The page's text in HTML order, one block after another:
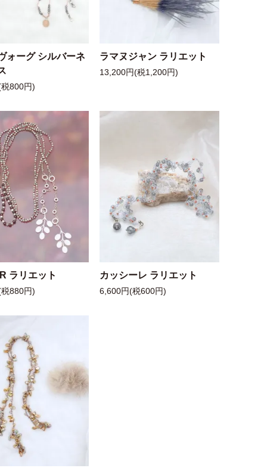
ォーグ シルバーネ
800円)
ラマヌジャン ラリエット
13,200円(税1,200円)
ラリエット
880円)
カッシーレ ラリエット
6,600円(税600円)